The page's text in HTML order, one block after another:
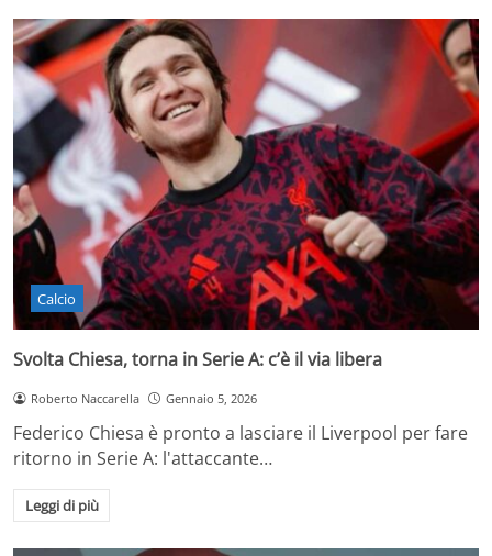
Calcio
Svolta Chiesa, torna in Serie A: c’è il via libera
Roberto Naccarella Gennaio 5, 2026
Federico Chiesa è pronto a lasciare il Liverpool per fare
ritorno in Serie A: l'attaccante…
Leggi di più